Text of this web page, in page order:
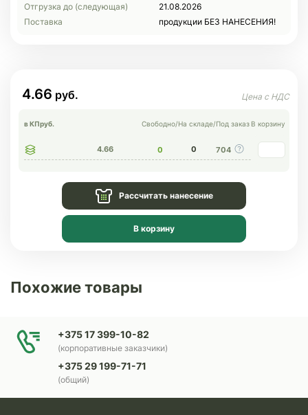
Отгрузка до (следующая)
21.08.2026
Поставка
продукции БЕЗ НАНЕСЕНИЯ!
4.66
в КПруб. Свободно/На складе/Под заказ В корзину
4.66 0 0 704
Рассчитать нанесение
В корзину
Похожие товары
+375 17 399-10-82
(корпоративные заказчики)
+375 29 199-71-71
(общий)